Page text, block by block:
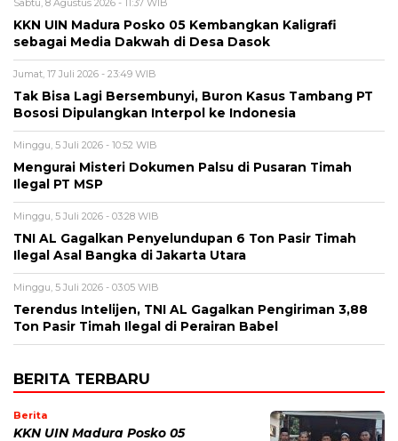
KKN UIN Madura Posko 05 Kembangkan Kaligrafi
sebagai Media Dakwah di Desa Dasok
Jumat, 17 Juli 2026 - 23:49 WIB
Tak Bisa Lagi Bersembunyi, Buron Kasus Tambang PT
Bososi Dipulangkan Interpol ke Indonesia
Minggu, 5 Juli 2026 - 10:52 WIB
Mengurai Misteri Dokumen Palsu di Pusaran Timah
Ilegal PT MSP
Minggu, 5 Juli 2026 - 03:28 WIB
TNI AL Gagalkan Penyelundupan 6 Ton Pasir Timah
Ilegal Asal Bangka di Jakarta Utara
Minggu, 5 Juli 2026 - 03:05 WIB
Terendus Intelijen, TNI AL Gagalkan Pengiriman 3,88
Ton Pasir Timah Ilegal di Perairan Babel
BERITA TERBARU
Berita
KKN UIN Madura Posko 05